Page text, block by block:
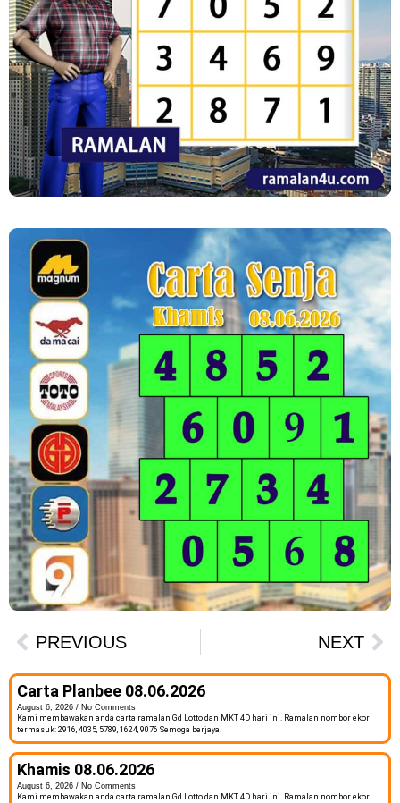
PREVIOUS NEXT
Carta Planbee 08.06.2026
August 6, 2026
No Comments
Kami membawakan anda carta ramalan Gd Lotto dan MKT 4D hari ini. Ramalan nombor ekor
termasuk: 2916, 4035, 5789, 1624, 9076 Semoga berjaya!
Khamis 08.06.2026
August 6, 2026
No Comments
Kami membawakan anda carta ramalan Gd Lotto dan MKT 4D hari ini. Ramalan nombor ekor